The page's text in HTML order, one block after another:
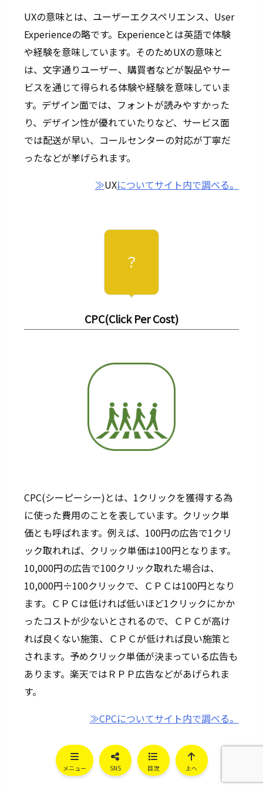
UXの意味とは、ユーザーエクスペリエンス、User
Experienceの略です。Experienceとは英語で体験
や経験を意味しています。そのためUXの意味と
は、文字通りユーザー、購買者などが製品やサー
ビスを通じて得られる体験や経験を意味していま
す。デザイン面では、フォントが読みやすかった
り、デザイン性が優れていたりなど、サービス面
では配送が早い、コールセンターの対応が丁寧だ
ったなどが挙げられます。
≫UXについてサイト内で調べる。
？
CPC(Click Per Cost)
CPC(シーピーシー)とは、1クリックを獲得する為
に使った費用のことを表しています。クリック単
価とも呼ばれます。例えば、100円の広告で1クリ
ック取れれば、クリック単価は100円となります。
10,000円の広告で100クリック取れた場合は、
10,000円÷100クリックで、ＣＰＣは100円となり
ます。ＣＰＣは低ければ低いほど1クリックにかか
ったコストが少ないとされるので、ＣＰＣが高け
れば良くない施策、ＣＰＣが低ければ良い施策と
されます。予めクリック単価が決まっている広告も
あります。楽天ではＲＰＰ広告などがあげられま
す。
≫CPCについてサイト内で調べる。
メニュー SNS 目次 上へ